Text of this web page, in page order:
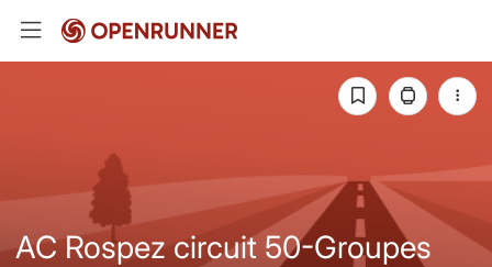
AC Rospez circuit 50-Groupes